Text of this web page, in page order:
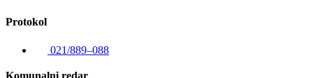
Protokol
021/889–088
Komunalni redar